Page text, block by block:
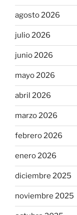
agosto 2026
julio 2026
junio 2026
mayo 2026
abril 2026
marzo 2026
febrero 2026
enero 2026
diciembre 2025
noviembre 2025